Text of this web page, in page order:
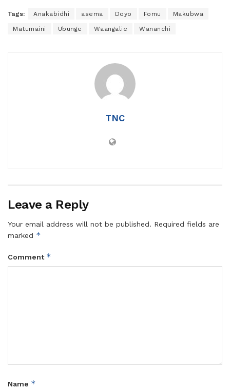
Tags: Anakabidhi asema Doyo Fomu Makubwa
Matumaini Ubunge Waangalie Wananchi
TNC
Leave a Reply
Your email address will not be published. Required fields are
marked *
Comment *
Name *